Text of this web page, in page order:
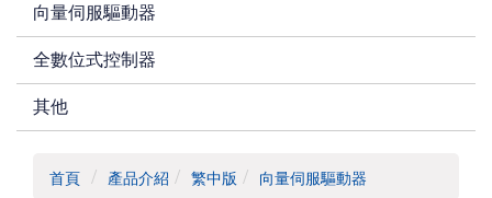
向量伺服驅動器
全數位式控制器
其他
首頁 產品介紹 繁中版 向量伺服驅動器